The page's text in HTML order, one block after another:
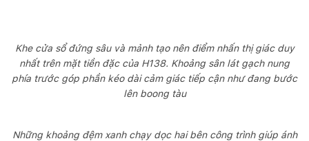
Khe cửa sổ đứng sâu và mảnh tạo nên điểm nhấn thị giác duy
nhất trên mặt tiền đặc của H138. Khoảng sân lát gạch nung
phía trước góp phần kéo dài cảm giác tiếp cận như đang bước
lên boong tàu
Những khoảng đệm xanh chạy dọc hai bên công trình giúp ánh